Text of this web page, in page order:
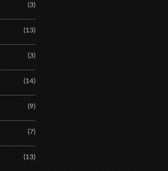
(3)
(13)
(3)
(14)
(9)
(7)
(13)